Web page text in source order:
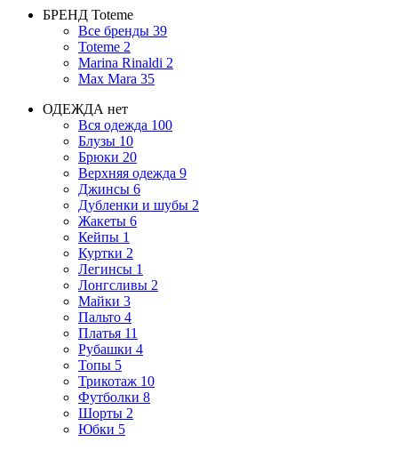
БРЕНД Toteme
Все бренды 39
Toteme 2
Marina Rinaldi 2
Max Mara 35
ОДЕЖДА нет
Вся одежда 100
Блузы 10
Брюки 20
Верхняя одежда 9
Джинсы 6
Дубленки и шубы 2
Жакеты 6
Кейпы 1
Куртки 2
Легинсы 1
Лонгсливы 2
Майки 3
Пальто 4
Платья 11
Рубашки 4
Топы 5
Трикотаж 10
Футболки 8
Шорты 2
Юбки 5